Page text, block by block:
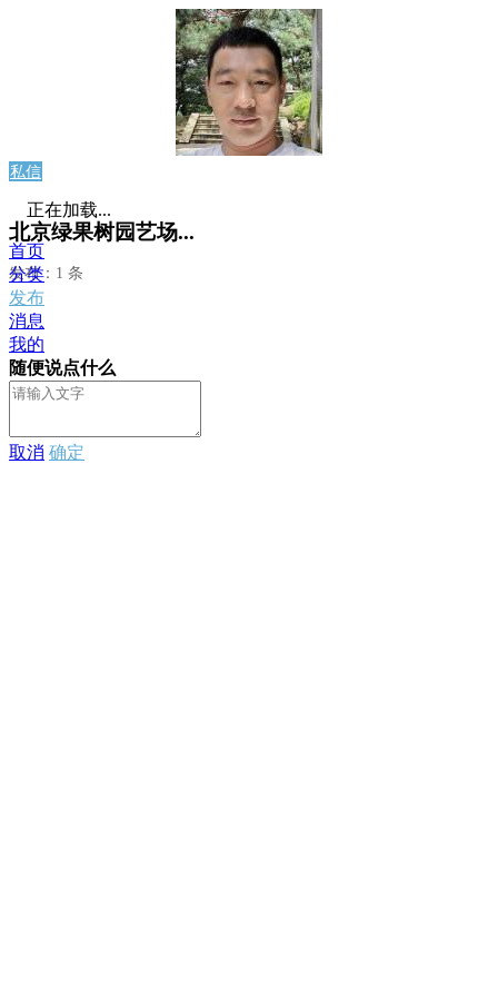
私信
北京绿果树园艺场...
发布：1 条
正在加载...
首页
分类
发布
消息
我的
随便说点什么
取消 确定